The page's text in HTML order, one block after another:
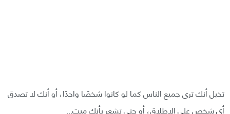
تخيل أنك ترى جميع الناس كما لو كانوا شخصًا واحدًا، أو أنك لا تصدق
أي شخص على الإطلاق، أو حتى تشعر بأنك ميت...